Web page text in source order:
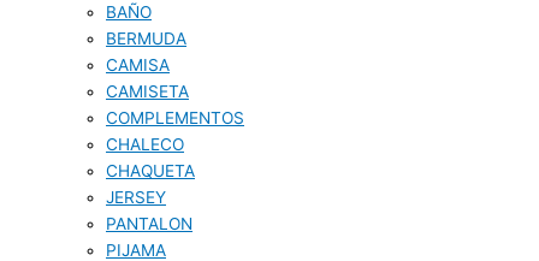
BAÑO
BERMUDA
CAMISA
CAMISETA
COMPLEMENTOS
CHALECO
CHAQUETA
JERSEY
PANTALON
PIJAMA